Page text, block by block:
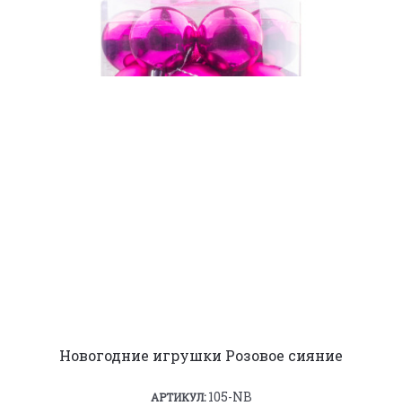
Новогодние игрушки Розовое сияние
АРТИКУЛ:105-NB